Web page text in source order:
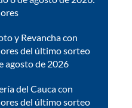
y Revancha con
del último sorteo
agosto de 2026
del Cauca con
del último sorteo